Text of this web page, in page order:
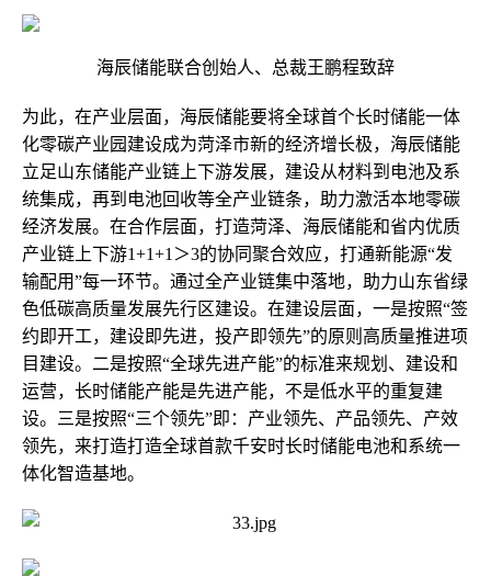
海辰储能联合创始人、总裁王鹏程致辞
为此，在产业层面，海辰储能要将全球首个长时储能一体
化零碳产业园建设成为菏泽市新的经济增长极，海辰储能
立足山东储能产业链上下游发展，建设从材料到电池及系
统集成，再到电池回收等全产业链条，助力激活本地零碳
经济发展。在合作层面，打造菏泽、海辰储能和省内优质
产业链上下游1+1+1＞3的协同聚合效应，打通新能源“发
输配用”每一环节。通过全产业链集中落地，助力山东省绿
色低碳高质量发展先行区建设。在建设层面，一是按照“签
约即开工，建设即先进，投产即领先”的原则高质量推进项
目建设。二是按照“全球先进产能”的标准来规划、建设和
运营，长时储能产能是先进产能，不是低水平的重复建
设。三是按照“三个领先”即：产业领先、产品领先、产效
领先，来打造打造全球首款千安时长时储能电池和系统一
体化智造基地。